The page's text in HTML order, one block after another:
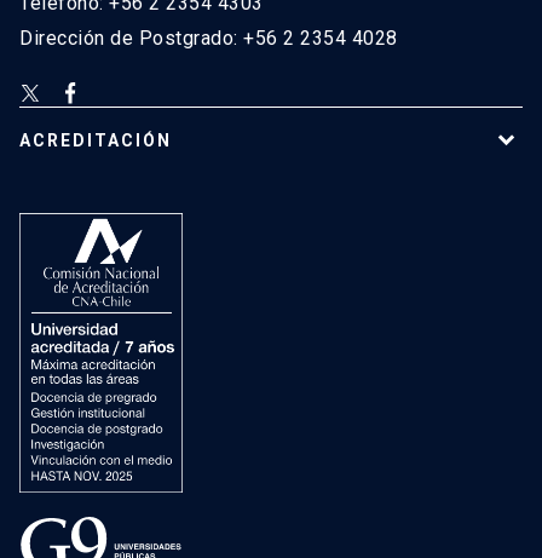
Dirección de Postgrado: +56 2 2354 4028
ACREDITACIÓN